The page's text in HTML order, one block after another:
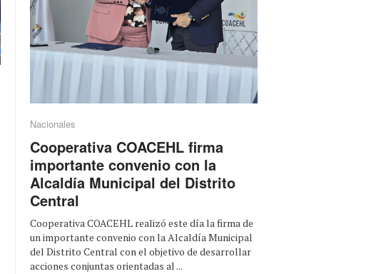
Nacionales
Cooperativa COACEHL firma
importante convenio con la
Alcaldía Municipal del Distrito
Central
Cooperativa COACEHL realizó este día la firma de
un importante convenio con la Alcaldía Municipal
del Distrito Central con el objetivo de desarrollar
acciones conjuntas orientadas al ...